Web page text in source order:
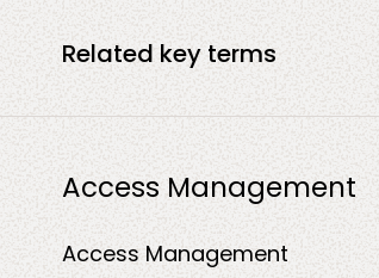
Related key terms
Access Management
Access Management